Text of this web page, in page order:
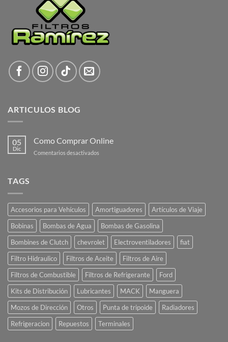
ARTICULOS BLOG
05
Dic
Como Comprar Online
Comentarios desactivados
TAGS
Accesorios para Vehículos Amortiguadores
Artículos de Viaje
Bobinas
Bombas de Agua
Bombas de Gasolina
Bombines de Clutch
chevrolet Electroventiladores
fiat
Filtro Hidraulico
Filtros de Aceite
Filtros de Aire
Filtros de Combustible
Filtros de Refrigerante
Ford
Kits de Distribución
Lubricantes MACK
Manguera
Mozos de Dirección
Otros Punta de tripoide
Radiadores
Refrigeracion
Repuestos Terminales